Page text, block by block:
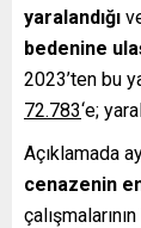
yaralandığı
bedenine
2023’ten bu
72.783‘e;
Açıklamada
cenazenin